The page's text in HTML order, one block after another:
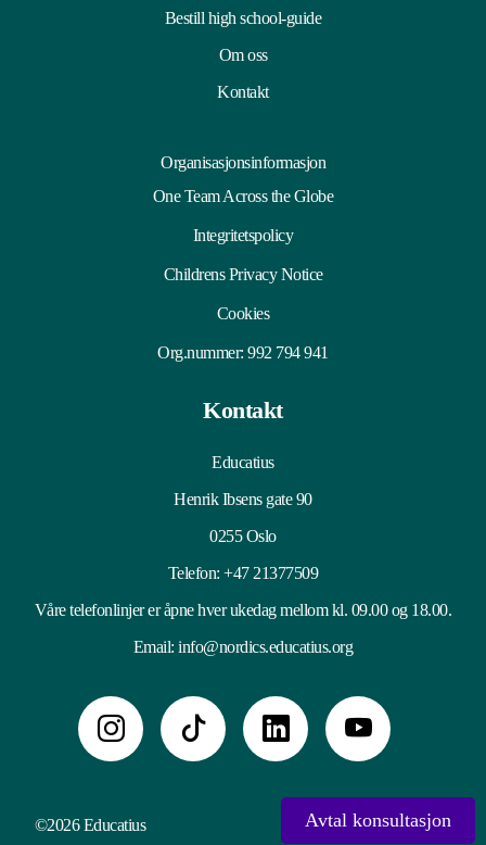
Bestill high school-guide
Om oss
Kontakt
Organisasjonsinformasjon
One Team Across the Globe
Integritetspolicy
Childrens Privacy Notice
Cookies
Org.nummer: 992 794 941
Kontakt
Educatius
Henrik Ibsens gate 90
0255 Oslo
Telefon:+47 21377509
Våre telefonlinjer er åpne hver ukedag mellom kl. 09.00 og 18.00.
Email:info@nordics.educatius.org
©2026 Educatius Avtal konsultasjon